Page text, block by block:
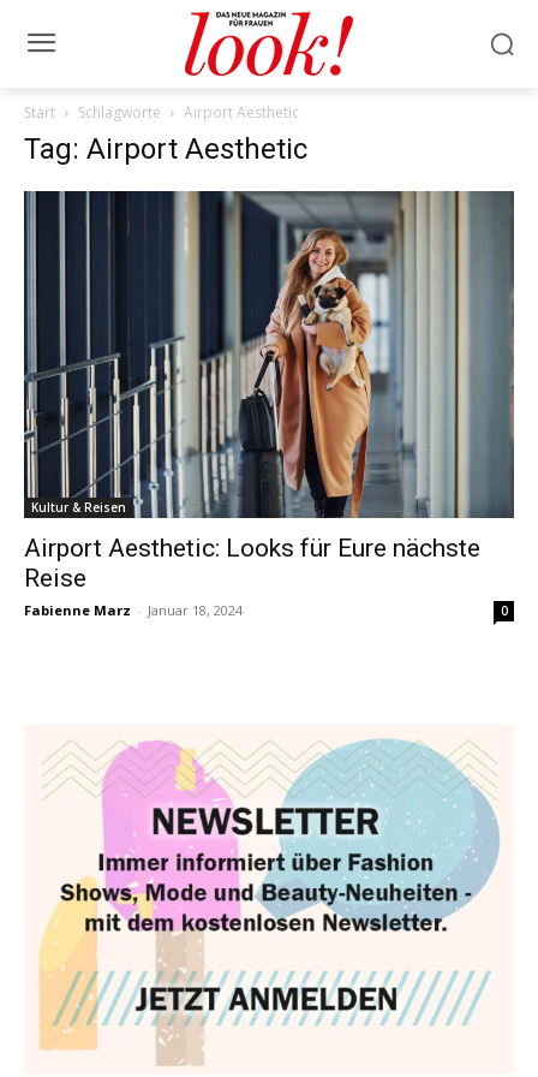
Start Schlagworte Airport Aesthetic
Tag: Airport Aesthetic
Kultur & Reisen
Airport Aesthetic: Looks für Eure nächste
Reise
Fabienne Marz - Januar 18, 2024 0